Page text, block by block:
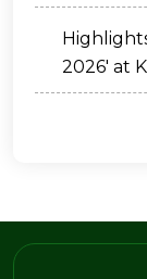
2026' at